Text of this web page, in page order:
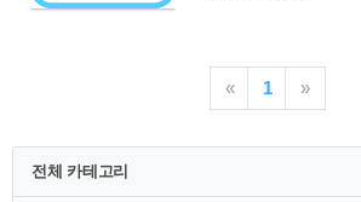
월세지원금을 받을 수
명 이라고 합니다. 본
« 1 »
전체 카테고리